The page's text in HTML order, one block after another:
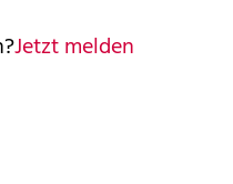
Jetzt melden